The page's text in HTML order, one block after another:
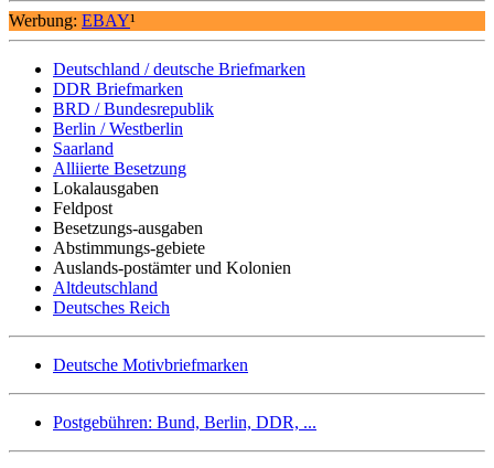
Werbung: EBAY¹
Deutschland / deutsche Briefmarken
DDR Briefmarken
BRD / Bundesrepublik
Berlin / Westberlin
Saarland
Alliierte Besetzung
Lokalausgaben
Feldpost
Besetzungs-ausgaben
Abstimmungs-gebiete
Auslands-postämter und Kolonien
Altdeutschland
Deutsches Reich
Deutsche Motivbriefmarken
Postgebühren: Bund, Berlin, DDR, ...